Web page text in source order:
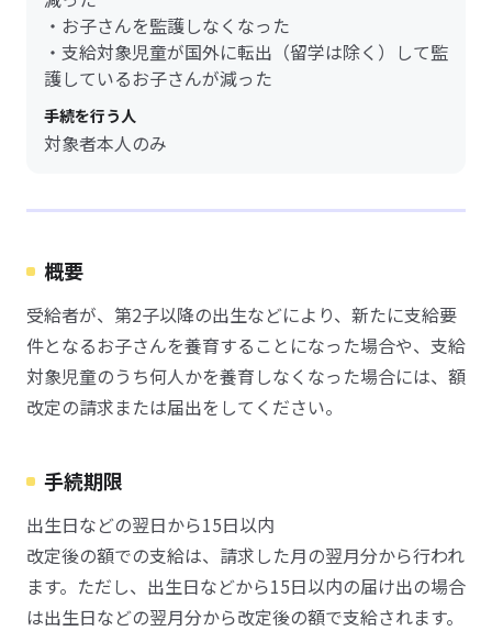
・お子さんを監護しなくなった
・支給対象児童が国外に転出（留学は除く）して監
護しているお子さんが減った
手続を行う人
対象者本人のみ
概要
受給者が、第2子以降の出生などにより、新たに支給要
件となるお子さんを養育することになった場合や、支給
対象児童のうち何人かを養育しなくなった場合には、額
改定の請求または届出をしてください。
手続期限
出生日などの翌日から15日以内
改定後の額での支給は、請求した月の翌月分から行われ
ます。ただし、出生日などから15日以内の届け出の場合
は出生日などの翌月分から改定後の額で支給されます。